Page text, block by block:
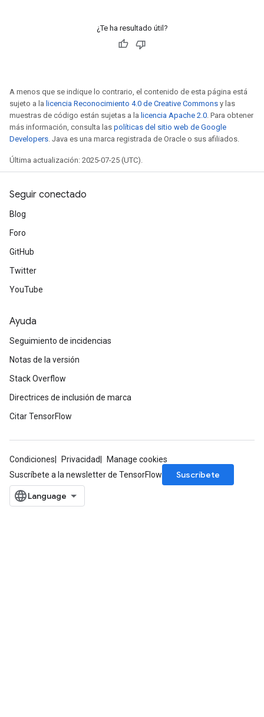
¿Te ha resultado útil?
A menos que se indique lo contrario, el contenido de esta página está
sujeto a la licencia Reconocimiento 4.0 de Creative Commons y las
muestras de código están sujetas a la licencia Apache 2.0 . Para obtener
más información, consulta las políticas del sitio web de Google
Developers . Java es una marca registrada de Oracle o sus afiliados.
Última actualización: 2025-07-25 (UTC).
Seguir conectado
Blog
Foro
GitHub
Twitter
YouTube
Ayuda
Seguimiento de incidencias
Notas de la versión
Stack Overflow
Directrices de inclusión de marca
Citar TensorFlow
Condiciones Privacidad
Manage cookies
Suscríbete a la newsletter de TensorFlow
Suscríbete